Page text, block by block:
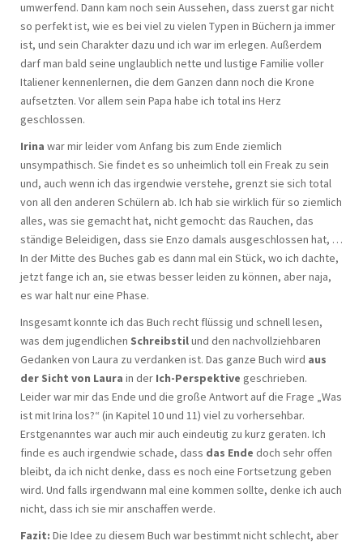
umwerfend. Dann kam noch sein Aussehen, dass zuerst gar nicht
so perfekt ist, wie es bei viel zu vielen Typen in Büchern ja immer
ist, und sein Charakter dazu und ich war im erlegen. Außerdem
darf man bald seine unglaublich nette und lustige Familie voller
Italiener kennenlernen, die dem Ganzen dann noch die Krone
aufsetzten. Vor allem sein Papa habe ich total ins Herz
geschlossen.
Irina war mir leider vom Anfang bis zum Ende ziemlich
unsympathisch. Sie findet es so unheimlich toll ein Freak zu sein
und, auch wenn ich das irgendwie verstehe, grenzt sie sich total
von all den anderen Schülern ab. Ich hab sie wirklich für so ziemlich
alles, was sie gemacht hat, nicht gemocht: das Rauchen, das
ständige Beleidigen, dass sie Enzo damals ausgeschlossen hat, …
In der Mitte des Buches gab es dann mal ein Stück, wo ich dachte,
jetzt fange ich an, sie etwas besser leiden zu können, aber naja,
es war halt nur eine Phase.
Insgesamt konnte ich das Buch recht flüssig und schnell lesen,
was dem jugendlichen Schreibstilund den nachvollziehbaren
Gedanken von Laura zu verdanken ist. Das ganze Buch wird aus
der Sicht von Laura in der Ich-Perspektive geschrieben.
Leider war mir das Ende und die große Antwort auf die Frage „Was
ist mit Irina los?“ (in Kapitel 10 und 11) viel zu vorhersehbar.
Erstgenanntes war auch mir auch eindeutig zu kurz geraten. Ich
finde es auch irgendwie schade, dass das Ende doch sehr offen
bleibt, da ich nicht denke, dass es noch eine Fortsetzung geben
wird. Und falls irgendwann mal eine kommen sollte, denke ich auch
nicht, dass ich sie mir anschaffen werde.
Fazit: Die Idee zu diesem Buch war bestimmt nicht schlecht, aber